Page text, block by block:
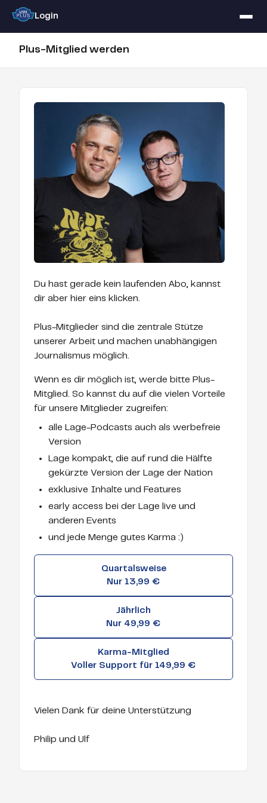
Login
Plus-Mitglied werden
Du hast gerade kein laufenden Abo, kannst
dir aber hier eins klicken.
Plus-Mitglieder sind die zentrale Stütze
unserer Arbeit und machen unabhängigen
Journalismus möglich.
Wenn es dir möglich ist, werde bitte Plus-
Mitglied. So kannst du auf die vielen Vorteile
für unsere Mitglieder zugreifen:
alle Lage-Podcasts auch als werbefreie
Version
Lage kompakt, die auf rund die Hälfte
gekürzte Version der Lage der Nation
exklusive Inhalte und Features
early access bei der Lage live und
anderen Events
und jede Menge gutes Karma :)
Quartalsweise
Nur 13,99 €
Jährlich
Nur 49,99 €
Karma-Mitglied
Voller Support für 149,99 €
Vielen Dank für deine Unterstützung
Philip und Ulf